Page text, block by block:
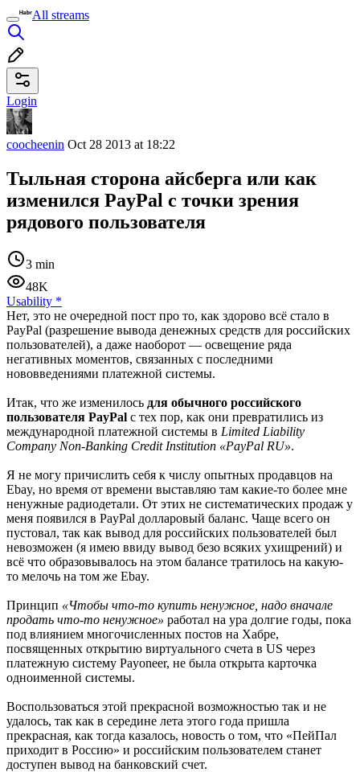
All streams
Login
coocheenin Oct 28 2013 at 18:22
Тыльная сторона айсберга или как
изменился PayPal с точки зрения
рядового пользователя
3 min
48K
Usability *
Нет, это не очередной пост про то, как здорово всё стало в
PayPal (разрешение вывода денежных средств для российских
пользователей), а даже наоборот — освещение ряда
негативных моментов, связанных с последними
нововведениями платежной системы.
Итак, что же изменилось для обычного российского
пользователя PayPal с тех пор, как они превратились из
международной платежной системы в Limited Liability
Company Non-Banking Credit Institution «PayPal RU».
Я не могу причислить себя к числу опытных продавцов на
Ebay, но время от времени выставляю там какие-то более мне
ненужные радиодетали. От этих не систематических продаж у
меня появился в PayPal долларовый баланс. Чаще всего он
пустовал, так как вывод для российских пользователей был
невозможен (я имею ввиду вывод безо всяких ухищрений) и
всё что образовывалось на этом балансе тратилось на какую-
то мелочь на том же Ebay.
Принцип «Чтобы что-то купить ненужное, надо вначале
продать что-то ненужное» работал на ура долгие годы, пока
под влиянием многочисленных постов на Хабре,
посвященных открытию виртуального счета в US через
платежную систему Payoneer, не была открыта карточка
одноименной системы.
Воспользоваться этой прекрасной возможностью так и не
удалось, так как в середине лета этого года пришла
прекрасная, как тогда казалось, новость о том, что «ПейПал
приходит в Россию» и российским пользователем станет
доступен вывод на банковский счет.